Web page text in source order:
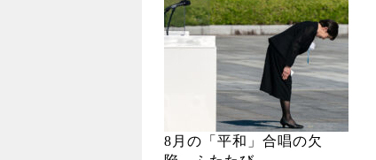
8月の「平和」合唱の欠